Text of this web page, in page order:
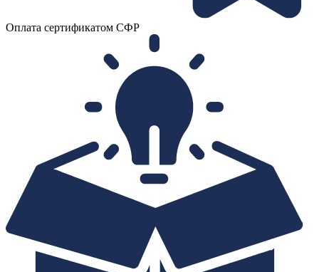
Оплата сертификатом СФР